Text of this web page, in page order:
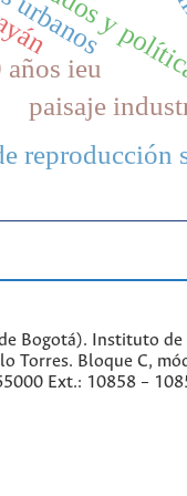
años ieu
paisaje
reproducción
Bogotá). Instituto
Torres. Bloque C,
Ext.: 10858 –